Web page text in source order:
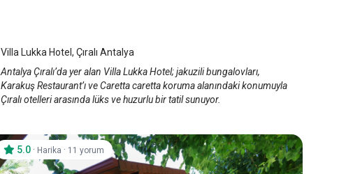
Villa Lukka Hotel, Çıralı Antalya
Antalya Çıralı’da yer alan Villa Lukka Hotel; jakuzili bungalovları,
Karakuş Restaurant’ı ve Caretta caretta koruma alanındaki konumuyla
Çıralı otelleri arasında lüks ve huzurlu bir tatil sunuyor.
5.0 · Harika · 11 yorum